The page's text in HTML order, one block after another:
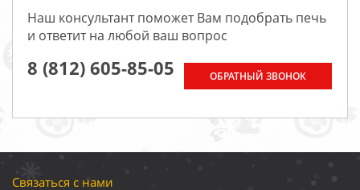
Наш консультант поможет Вам подобрать печь
и ответит на любой ваш вопрос
8 (812) 605-85-05 ОБРАТНЫЙ ЗВОНОК
Связаться с нами